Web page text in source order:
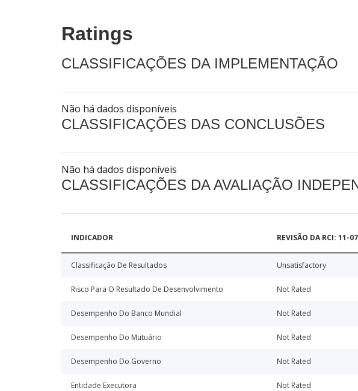
Ratings
CLASSIFICAÇÕES DA IMPLEMENTAÇÃO
Não há dados disponíveis
CLASSIFICAÇÕES DAS CONCLUSÕES
Não há dados disponíveis
CLASSIFICAÇÕES DA AVALIAÇÃO
INDICADOR REVISÃO DA RCI: 11-
Classificação De Resultados Unsatisfactory
Risco Para O Resultado De Desenvolvimento Not Rated
Desempenho Do Banco Mundial Not Rated
Desempenho Do Mutuário Not Rated
Desempenho Do Governo Not Rated
Entidade Executora Not Rated